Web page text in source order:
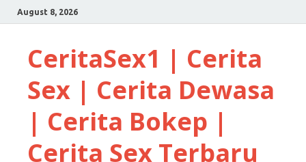
August 8, 2026
CeritaSex1 | Cerita
Sex | Cerita Dewasa
| Cerita Bokep |
Cerita Sex Terbaru